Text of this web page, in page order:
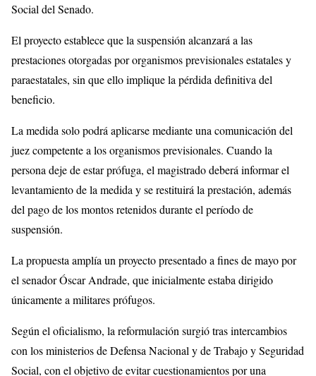
Social del Senado.
El proyecto establece que la suspensión alcanzará a las
prestaciones otorgadas por organismos previsionales estatales y
paraestatales, sin que ello implique la pérdida definitiva del
beneficio.
La medida solo podrá aplicarse mediante una comunicación del
juez competente a los organismos previsionales. Cuando la
persona deje de estar prófuga, el magistrado deberá informar el
levantamiento de la medida y se restituirá la prestación, además
del pago de los montos retenidos durante el período de
suspensión.
La propuesta amplía un proyecto presentado a fines de mayo por
el senador Óscar Andrade, que inicialmente estaba dirigido
únicamente a militares prófugos.
Según el oficialismo, la reformulación surgió tras intercambios
con los ministerios de Defensa Nacional y de Trabajo y Seguridad
Social, con el objetivo de evitar cuestionamientos por una